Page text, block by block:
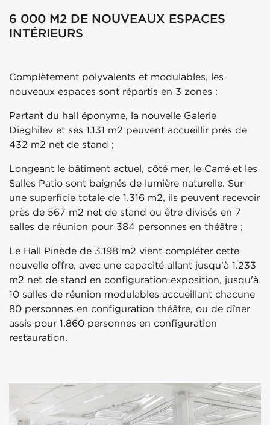
6 000 M2 DE NOUVEAUX ESPACES
INTÉRIEURS
Complètement polyvalents et modulables, les
nouveaux espaces sont répartis en 3 zones :
Partant du hall éponyme, la nouvelle Galerie
Diaghilev et ses 1.131 m2 peuvent accueillir près de
432 m2 net de stand ;
Longeant le bâtiment actuel, côté mer, le Carré et les
Salles Patio sont baignés de lumière naturelle. Sur
une superficie totale de 1.316 m2, ils peuvent recevoir
près de 567 m2 net de stand ou être divisés en 7
salles de réunion pour 384 personnes en théâtre ;
Le Hall Pinède de 3.198 m2 vient compléter cette
nouvelle offre, avec une capacité allant jusqu’à 1.233
m2 net de stand en configuration exposition, jusqu'à
10 salles de réunion modulables accueillant chacune
80 personnes en configuration théâtre, ou de dîner
assis pour 1.860 personnes en configuration
restauration.